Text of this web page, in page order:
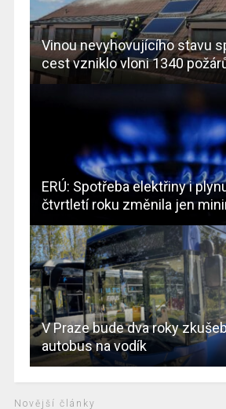
Vinou nevyhovujícího stavu
cest vzniklo vloni 1340
ERÚ: Spotřeba elektřiny i
čtvrtletí roku změnila jen
V Praze bude dva roky
autobus na vodík
Novější články